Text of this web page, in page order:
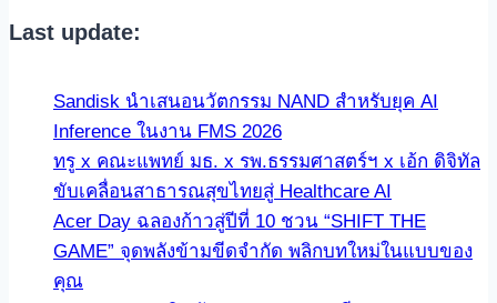
Last update:
Sandisk นำเสนอนวัตกรรม NAND สำหรับยุค AI
Inference ในงาน FMS 2026
ทรู x คณะแพทย์ มธ. x รพ.ธรรมศาสตร์ฯ x เอ้ก ดิจิทัล
ขับเคลื่อนสาธารณสุขไทยสู่ Healthcare AI
Acer Day ฉลองก้าวสู่ปีที่ 10 ชวน “SHIFT THE
GAME” จุดพลังข้ามขีดจำกัด พลิกบทใหม่ในแบบของ
คุณ